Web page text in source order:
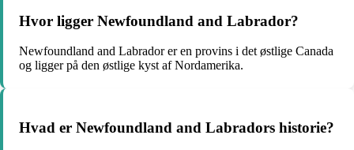
Hvor ligger Newfoundland and Labrador?
Newfoundland and Labrador er en provins i det østlige Canada
og ligger på den østlige kyst af Nordamerika.
Hvad er Newfoundland and Labradors historie?